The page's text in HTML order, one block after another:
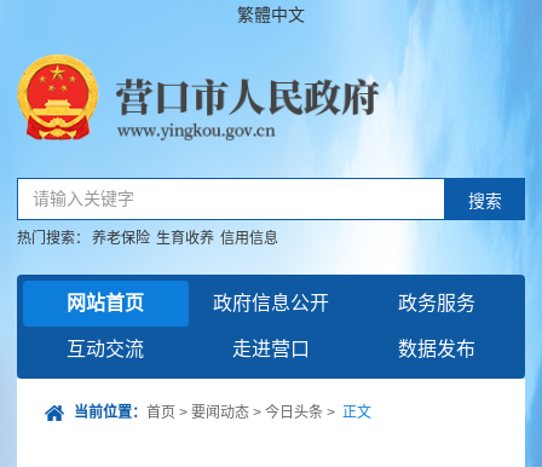
繁體中文
请输入关键字 搜索
热门搜索： 养老保险 生育收养 信用信息
网站首页 政府信息公开 政务服务
互动交流 走进营口 数据发布
当前位置： 首页 > 要闻动态 > 今日头条 > 正文